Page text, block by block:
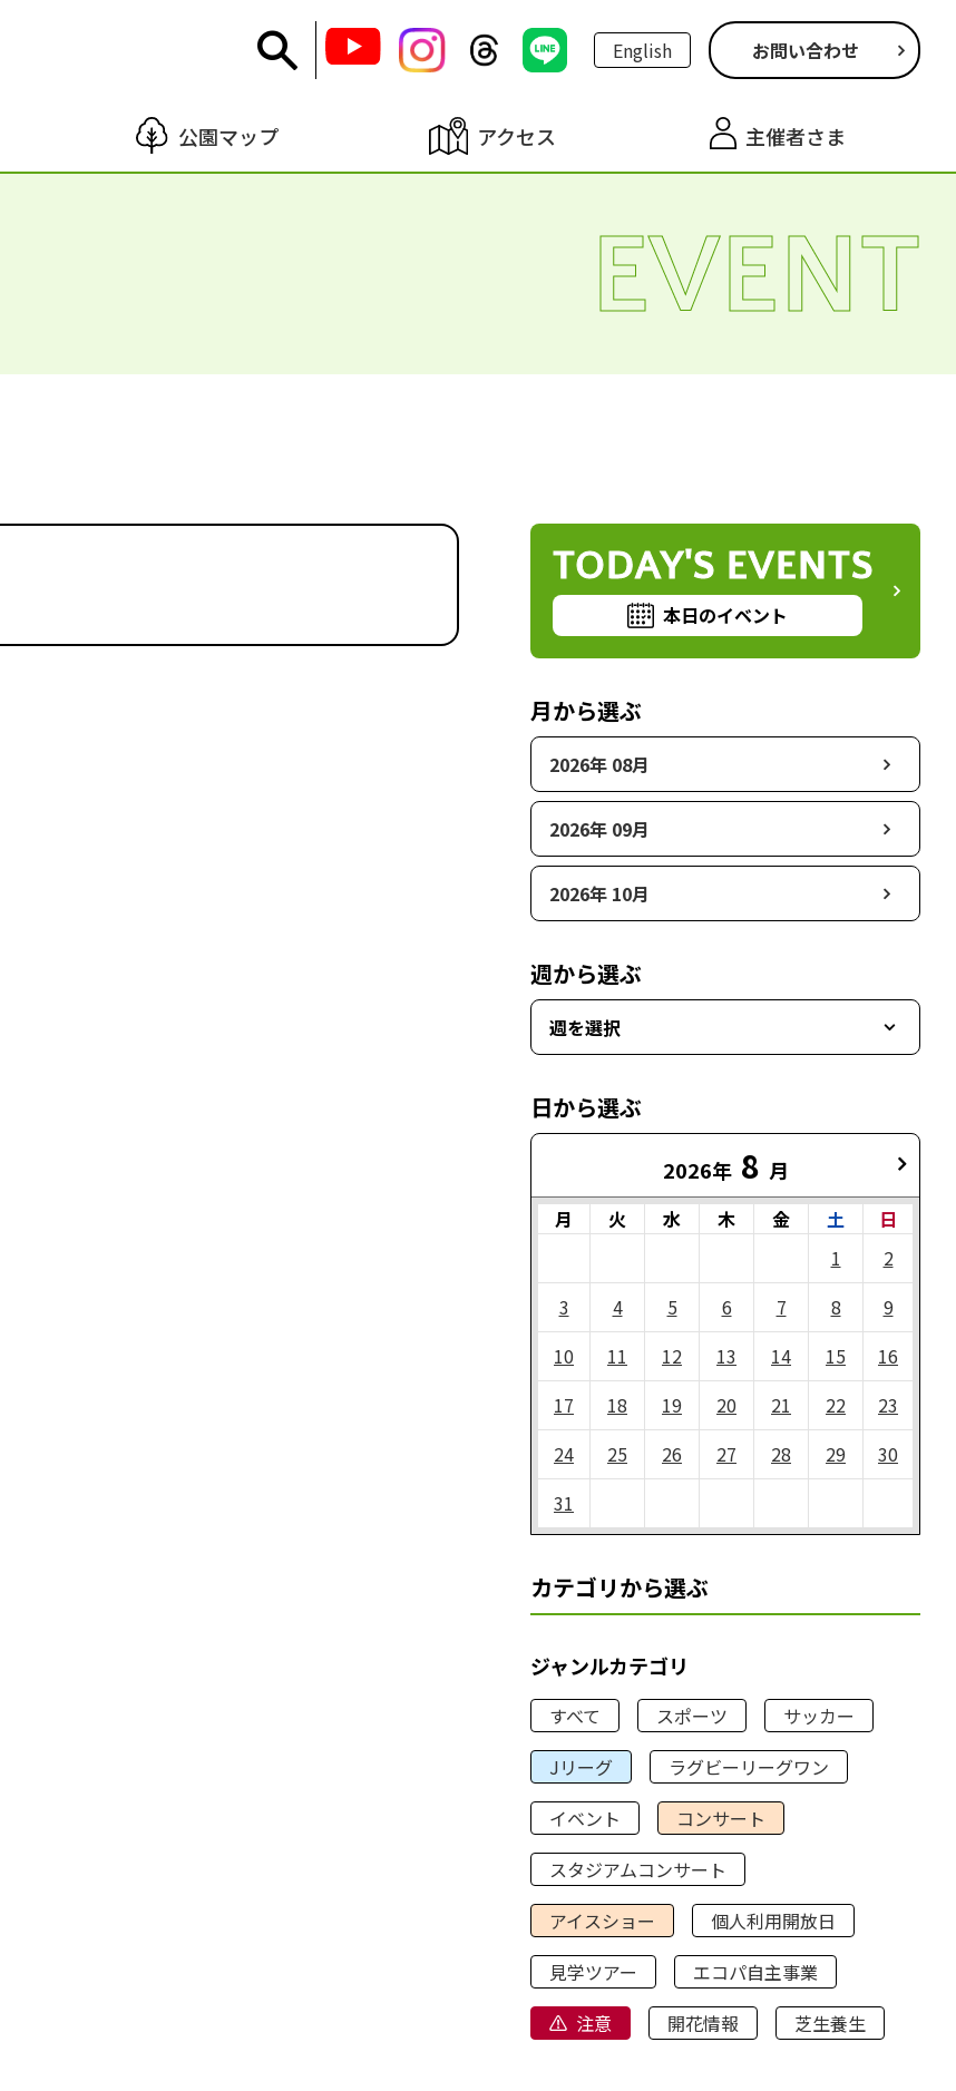
English お問い合わせ
公園マップ アクセス 主催者さま
EVENT
TODAY'S EVENTS
本日のイベント
月から選ぶ
2026年 08月
2026年 09月
2026年 10月
週から選ぶ
週を選択
日から選ぶ
2026年 8 月
月 火 水 木 金 土
日
1
2
3
4 5 6 7 8
9
10
11 12 13 14 15
16
17
18 19 20 21 22
23
24
25 26 27 28 29
30
31
カテゴリから選ぶ
ジャンルカテゴリ
すべて スポーツ
サッカー
Jリーグ
ラグビーリーグワン
イベント
コンサート
スタジアムコンサート
アイスショー
個人利用開放日
見学ツアー
エコパ自主事業
注意
開花情報 芝生養生